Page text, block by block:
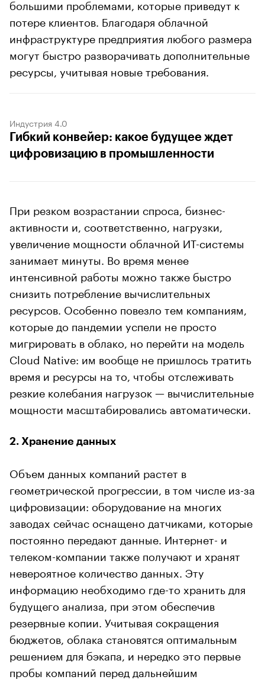
большими проблемами, которые приведут к
потере клиентов. Благодаря облачной
инфраструктуре предприятия любого размера
могут быстро разворачивать дополнительные
ресурсы, учитывая новые требования.
Индустрия 4.0
Гибкий конвейер: какое будущее ждет
цифровизацию в промышленности
При резком возрастании спроса, бизнес-
активности и, соответственно, нагрузки,
увеличение мощности облачной ИТ-системы
занимает минуты. Во время менее
интенсивной работы можно также быстро
снизить потребление вычислительных
ресурсов. Особенно повезло тем компаниям,
которые до пандемии успели не просто
мигрировать в облако, но перейти на модель
Cloud Native: им вообще не пришлось тратить
время и ресурсы на то, чтобы отслеживать
резкие колебания нагрузок — вычислительные
мощности масштабировались автоматически.
2. Хранение данных
Объем данных компаний растет в
геометрической прогрессии, в том числе из-за
цифровизации: оборудование на многих
заводах сейчас оснащено датчиками, которые
постоянно передают данные. Интернет- и
телеком-компании также получают и хранят
невероятное количество данных. Эту
информацию необходимо где-то хранить для
будущего анализа, при этом обеспечив
резервные копии. Учитывая сокращения
бюджетов, облака становятся оптимальным
решением для бэкапа, и нередко это первые
пробы компаний перед дальнейшим